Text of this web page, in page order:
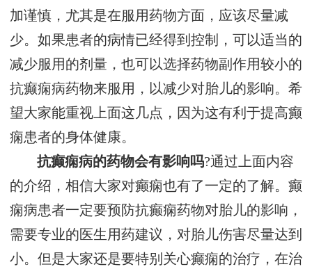
加谨慎，尤其是在服用药物方面，应该尽量减
少。如果患者的病情已经得到控制，可以适当的
减少服用的剂量，也可以选择药物副作用较小的
抗癫痫病药物来服用，以减少对胎儿的影响。希
望大家能重视上面这几点，因为这有利于提高癫
痫患者的身体健康。
抗癫痫病的药物会有影响吗?通过上面内容
的介绍，相信大家对癫痫也有了一定的了解。癫
痫病患者一定要预防抗癫痫药物对胎儿的影响，
需要专业的医生用药建议，对胎儿伤害尽量达到
小。但是大家还是要特别关心癫痫的治疗，在治